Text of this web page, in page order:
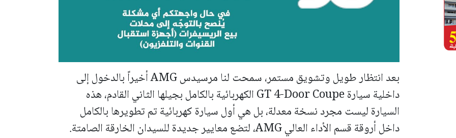
بعد انتظار طويل وتشويق مستمر، سمحت لنا مرسيدس AMG أخيراً بالدخول إلى
داخلية سيارة GT 4-Door Coupe الكهربائية بالكامل بجيلها الثاني القادم، هذه
السيارة ليست مجرد نسخة معدلة، بل هي أول سيارة كهربائية تم تطويرها بالكامل
داخل أروقة قسم الأداء العالي AMG، لتضع معايير جديدة للسيدان الخارقة الصامتة.